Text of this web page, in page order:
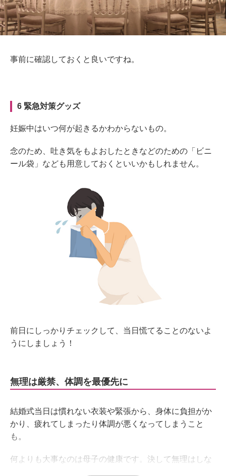
事前に確認しておくと良いですね。
6 緊急対策グッズ
妊娠中はいつ何が起きるかわからないもの。
念のため、吐き気をもよおしたときなどのための「ビニ
ール袋」なども用意しておくといいかもしれません。
前日にしっかりチェックして、当日慌てることのないよ
うにしましょう！
無理は厳禁、体調を最優先に
結婚式当日は慣れない衣装や緊張から、身体に負担がか
かり、疲れてしまったり体調が悪くなってしまうこと
も。
何よりも大事なのは母子の健康です。決して無理はしな